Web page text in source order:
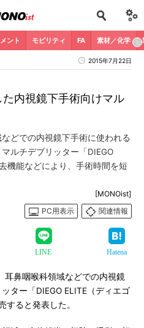
ント モビリティ FA 素材／化学
2015年7月22日
内視鏡下手術向けマル
どでの内視鏡下手術に使われる
ルチデブリッター「DIEGO
機能などにより、手術時間を短
[MONOist]
PC用表示
関連情報
LINE Hatena
鼻咽喉科領域などでの内視鏡
ター「DIEGO ELITE（ディエゴ
すると発表した。